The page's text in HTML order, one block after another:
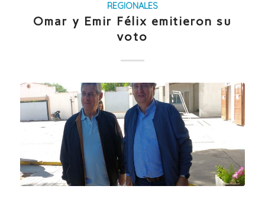
REGIONALES
Omar y Emir Félix emitieron su
voto